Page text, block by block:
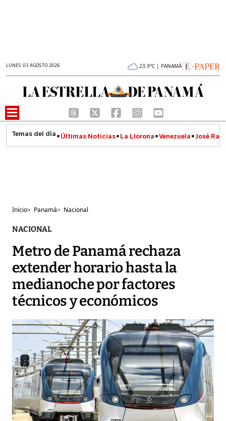
LUNES 03 AGOSTO 2026 23.9°C | PANAMÁ
Últimas Noticias La Llorona Venezuela José
Inicio> Panamá> Nacional
NACIONAL
Metro de Panamá rechaza
extender horario hasta la
medianoche por factores
técnicos y económicos